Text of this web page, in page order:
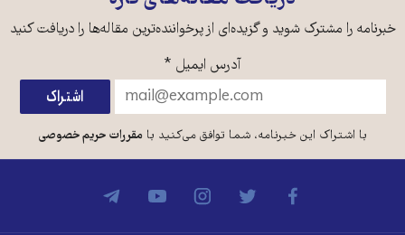
خبرنامه را مشترک شوید و گزیده‌ای از پرخواننده‌ترین مقاله‌ها را دریافت کنید
آدرس ایمیل *
با اشتراک این خبرنامه، شما توافق می‌کنید بامقررات حریم خصوصی